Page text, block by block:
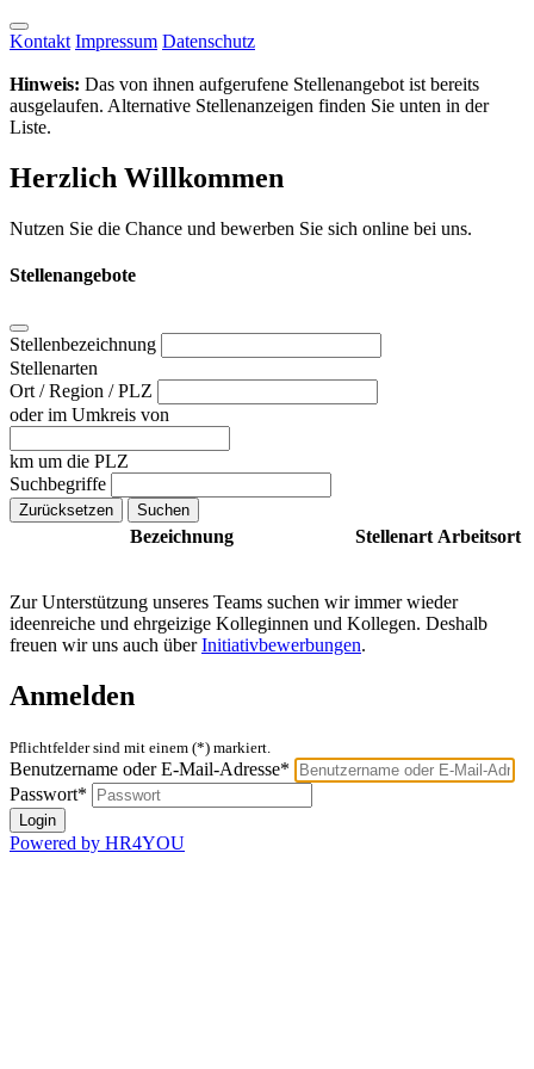
Kontakt Impressum Datenschutz
Hinweis: Das von ihnen aufgerufene Stellenangebot ist bereits
ausgelaufen. Alternative Stellenanzeigen finden Sie unten in der
Liste.
Herzlich Willkommen
Nutzen Sie die Chance und bewerben Sie sich online bei uns.
Stellenangebote
Stellenbezeichnung
Stellenarten
Ort / Region / PLZ
oder im Umkreis von
km um die PLZ
Suchbegriffe
Bezeichnung Stellenart Arbeitsort
Zur Unterstützung unseres Teams suchen wir immer wieder
ideenreiche und ehrgeizige Kolleginnen und Kollegen. Deshalb
freuen wir uns auch überInitiativbewerbungen.
Anmelden
Pflichtfelder sind mit einem (*) markiert.
Benutzername oder E-Mail-Adresse*
Passwort*
Powered by HR4YOU